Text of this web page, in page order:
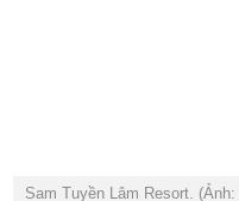
Sam Tuyền Lâm Resort. (Ảnh: